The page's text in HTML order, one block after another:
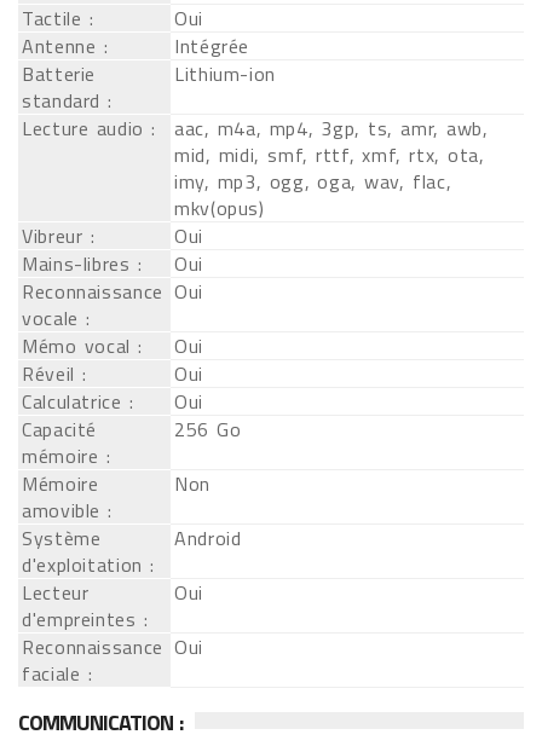
Tactile :
Oui
Antenne :
Intégrée
Batterie
standard :
Lithium-ion
Lecture audio :
aac, m4a, mp4, 3gp, ts, amr, awb,
mid, midi, smf, rttf, xmf, rtx, ota,
imy, mp3, ogg, oga, wav, flac,
mkv(opus)
Vibreur :
Oui
Mains-libres :
Oui
Reconnaissance
vocale :
Oui
Mémo vocal :
Oui
Réveil :
Oui
Calculatrice :
Oui
Capacité
mémoire :
256 Go
Mémoire
amovible :
Non
Système
d'exploitation :
Android
Lecteur
d'empreintes :
Oui
Reconnaissance
faciale :
Oui
COMMUNICATION :